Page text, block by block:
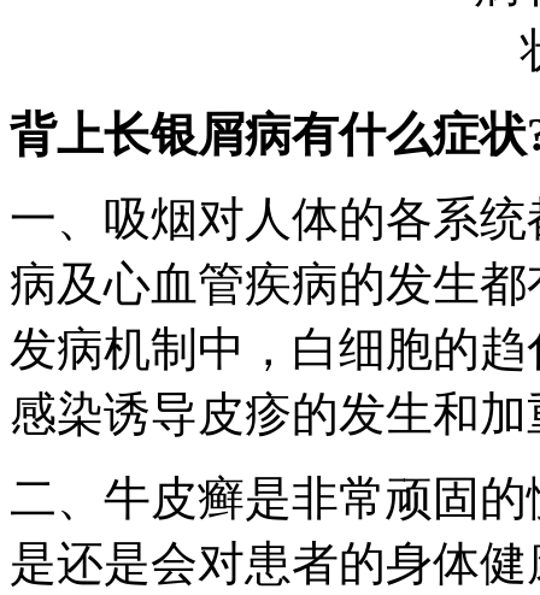
背上长银屑病有什么症状
一、吸烟对人体的各系
病及心血管疾病的发生
发病机制中，白细胞的
感染诱导皮疹的发生和加
二、牛皮癣是非常顽固
是还是会对患者的身体